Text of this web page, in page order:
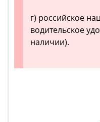
г) российское
водительское
наличии).